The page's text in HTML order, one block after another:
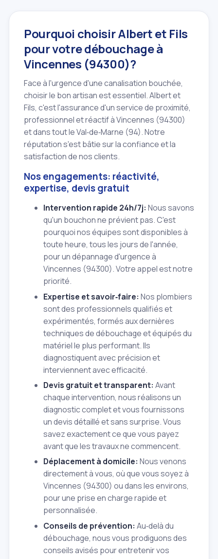
Pourquoi choisir Albert et Fils
pour votre débouchage à
Vincennes (94300)?
Face à l'urgence d'une canalisation bouchée,
choisir le bon artisan est essentiel. Albert et
Fils, c'est l'assurance d'un service de proximité,
professionnel et réactif à Vincennes (94300)
et dans tout le Val‑de‑Marne (94). Notre
réputation s'est bâtie sur la confiance et la
satisfaction de nos clients.
Nos engagements: réactivité,
expertise, devis gratuit
Intervention rapide 24h/7j: Nous savons
qu'un bouchon ne prévient pas. C'est
pourquoi nos équipes sont disponibles à
toute heure, tous les jours de l'année,
pour un dépannage d'urgence à
Vincennes (94300). Votre appel est notre
priorité.
Expertise et savoir‑faire: Nos plombiers
sont des professionnels qualifiés et
expérimentés, formés aux dernières
techniques de débouchage et équipés du
matériel le plus performant. Ils
diagnostiquent avec précision et
interviennent avec efficacité.
Devis gratuit et transparent: Avant
chaque intervention, nous réalisons un
diagnostic complet et vous fournissons
un devis détaillé et sans surprise. Vous
savez exactement ce que vous payez
avant que les travaux ne commencent.
Déplacement à domicile: Nous venons
directement à vous, où que vous soyez à
Vincennes (94300) ou dans les environs,
pour une prise en charge rapide et
personnalisée.
Conseils de prévention: Au‑delà du
débouchage, nous vous prodiguons des
conseils avisés pour entretenir vos